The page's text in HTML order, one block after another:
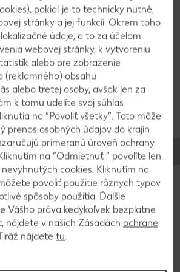
soľou, korením a čerstvou
sebe ležiace okraje spojíme,
vajíčkom a pečieme pri 180 °C
pokiaľ je to technicky nutné,
stránky a jej funkcií. Okrem toho
údaje, a to za účelom
webovej stránky, k vytvoreniu
alebo pre zobrazenie
(reklamného) obsahu
alebo tretej osoby, avšak len za
k tomu udelíte svoj súhlas
na “Povoliť všetky”. Toto môže
prenos osobných údajov do krajín
primeranú úroveň ochrany
na “Odmietnuť ” povolíte len
cookies. Kliknutím na
povoliť použitie rôznych typov
spôsoby použitia. Ďalšie
Vášho práva kedykoľvek bezplatne
nájdete v našich Zásadách ochrane
nájdete tu.